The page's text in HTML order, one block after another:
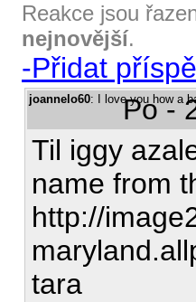
Reakce jsou
nejnovější.
-Přidat
joannelo60: I love you how a
Po -
Til iggy
name from
http://
tara